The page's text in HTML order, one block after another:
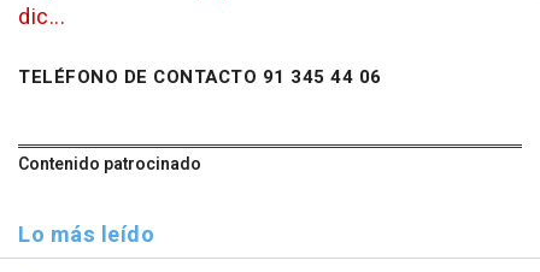
dic...
TELÉFONO DE CONTACTO 91 345 44 06
Contenido patrocinado
Lo más leído